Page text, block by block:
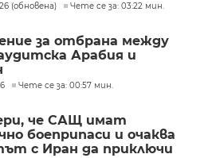
(обновена) Чете се за: 03:22 мин.
за отбрана между
Арабия и
Чете се за: 00:57 мин.
че САЩ имат
боеприпаси и очаква
с Иран да приключи